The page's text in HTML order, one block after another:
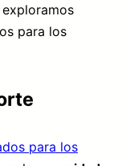
para los
para los